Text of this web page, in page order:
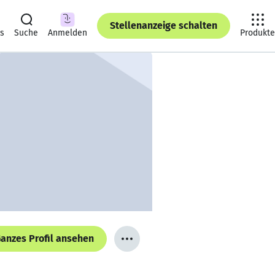
Suche Anmelden
Stellenanzeige schalten
Produkte
Profil ansehen